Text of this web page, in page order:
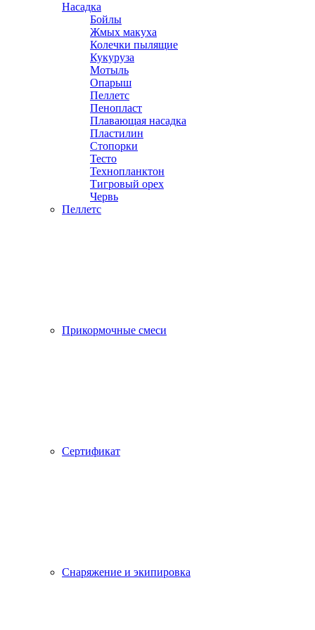
Насадка
Бойлы
Жмых макуха
Колечки пылящие
Кукуруза
Мотыль
Опарыш
Пеллетс
Пенопласт
Плавающая насадка
Пластилин
Стопорки
Тесто
Технопланктон
Тигровый орех
Червь
Пеллетс
Прикормочные смеси
Сертификат
Снаряжение и экипировка